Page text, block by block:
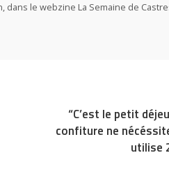
le webzine La Semaine de
“C’est le petit
confiture ne
utilise